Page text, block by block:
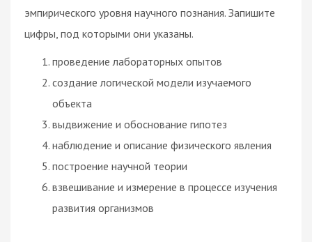
эмпирического уровня научного познания. Запишите
цифры, под которыми они указаны.
проведение лабораторных опытов
создание логической модели изучаемого
объекта
выдвижение и обоснование гипотез
наблюдение и описание физического явления
построение научной теории
взвешивание и измерение в процессе изучения
развития организмов